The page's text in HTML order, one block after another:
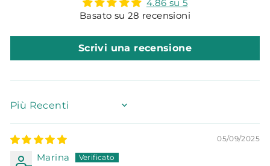
4.86 su 5
Basato su 28 recensioni
Scrivi una recensione
SORT BY
05/09/2025
Marina